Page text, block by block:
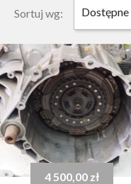
Sortuj wg: Dostępne
4 500,00 zł